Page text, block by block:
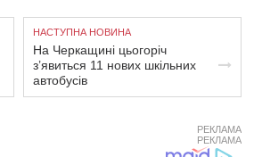
НАСТУПНА НОВИНА
На Черкащині цьогоріч
з’явиться 11 нових шкільних
автобусів
РЕКЛАМА
РЕКЛАМА